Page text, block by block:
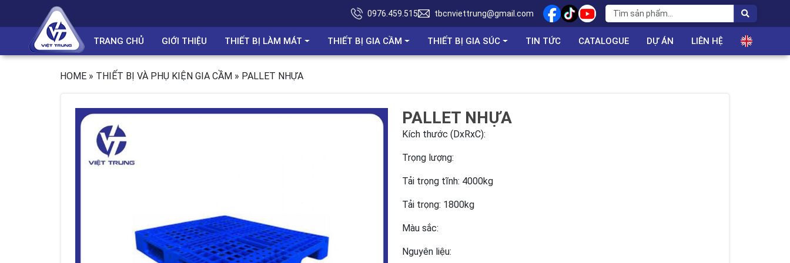
0976.459.515 tbcnviettrung@gmail.com
TRANG CHỦ GIỚI THIỆU THIẾT BỊ LÀM MÁT THIẾT BỊ GIA CẦM THIẾT BỊ GIA SÚC TIN TỨC CATALOGUE DỰ ÁN LIÊN HỆ
HOME » THIẾT BỊ VÀ PHỤ KIỆN GIA CẦM » PALLET NHỰA
PALLET NHỰA
Kích thước (DxRxC):
Trọng lượng:
Tải trọng tĩnh: 4000kg
Tải trọng: 1800kg
Màu sắc:
Nguyên liệu: